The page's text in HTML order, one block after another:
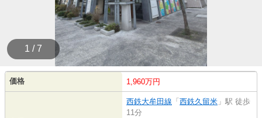
1 / 7
価格 1,960万円
西鉄大牟田線 「 西鉄久留米 」駅 徒歩
11分